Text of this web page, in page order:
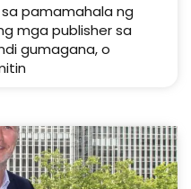
pamamahala ng
mga publisher sa
gumagana, o